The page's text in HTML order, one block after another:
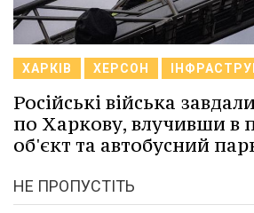
ХАРКІВ ХЕРСОН
Російські війська
по Харкову, влучивши в
об'єкт та автобусний
НЕ ПРОПУСТІТЬ